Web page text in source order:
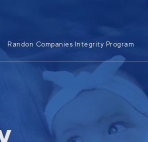
Randon Companies Integrity Program